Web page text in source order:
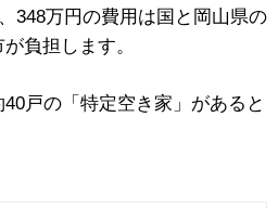
348万円の費用は国と岡山県の
負担します。
戸の「特定空き家」があると